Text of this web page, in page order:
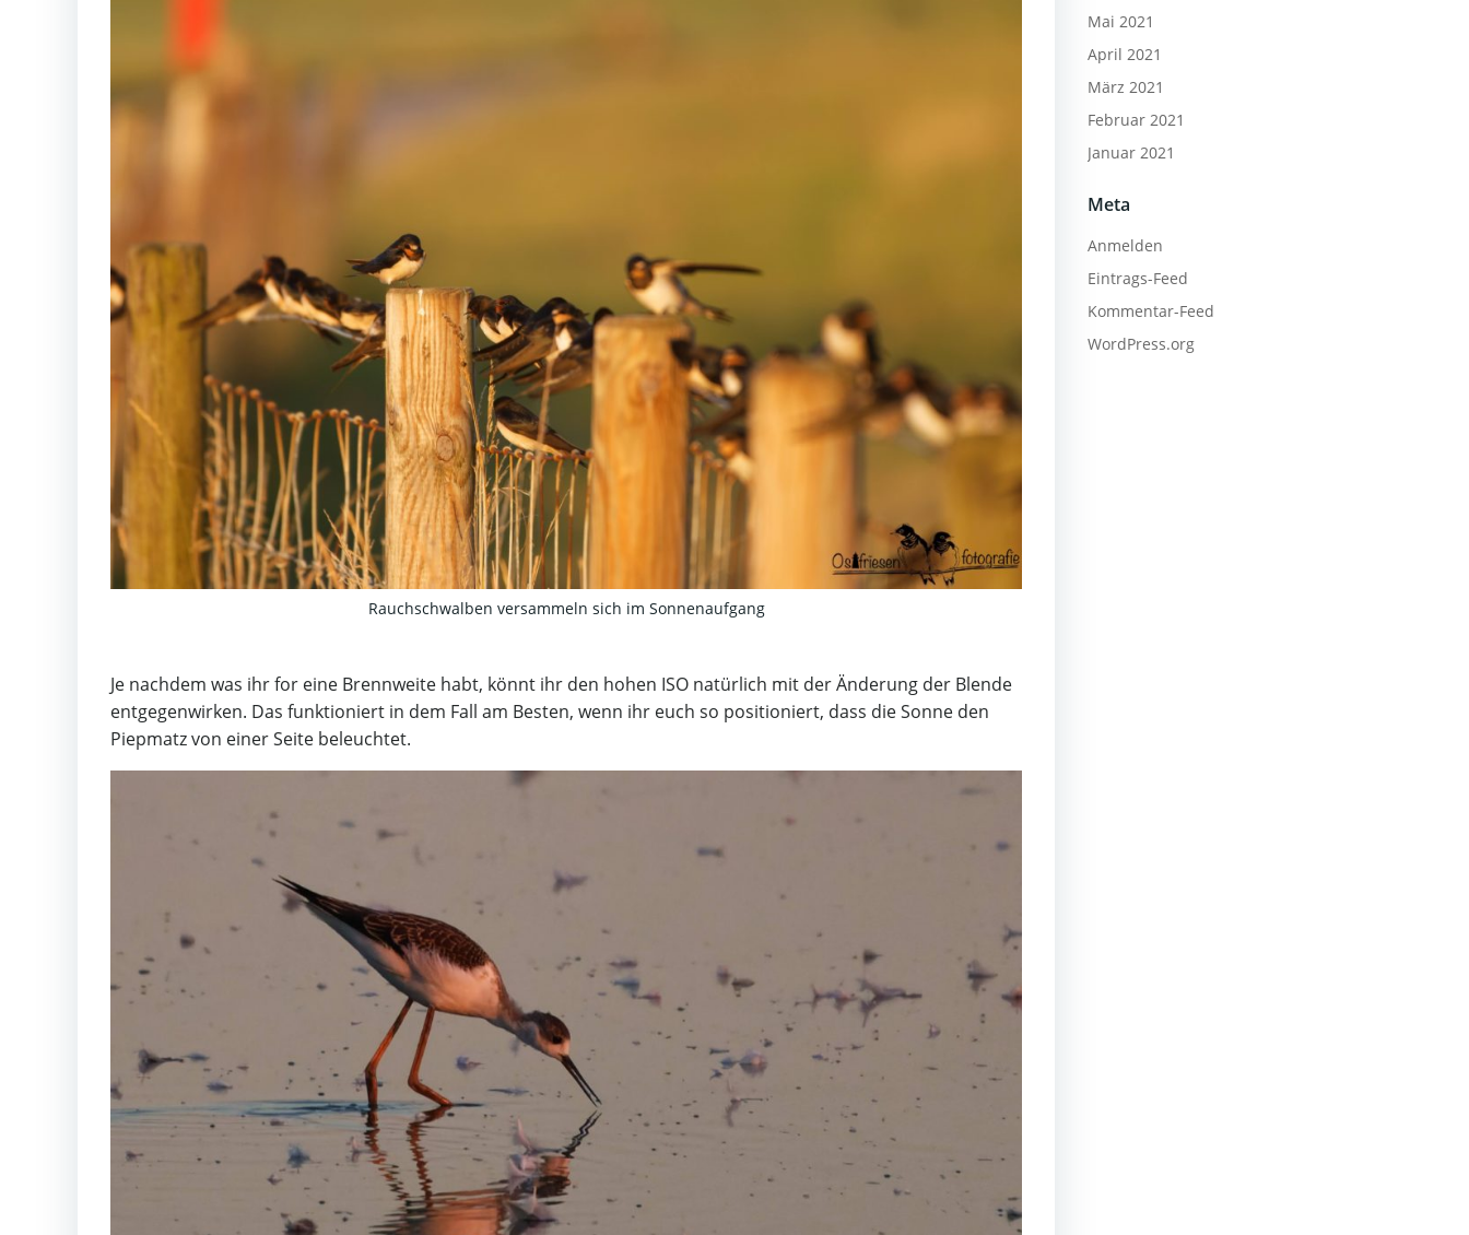
Rauchschwalben versammeln sich im Sonnenaufgang
Je nachdem was ihr for eine Brennweite habt, könnt ihr den hohen ISO natürlich mit der Änderung der Blende
entgegenwirken. Das funktioniert in dem Fall am Besten, wenn ihr euch so positioniert, dass die Sonne den
Piepmatz von einer Seite beleuchtet.
Mai 2021
April 2021
März 2021
Februar 2021
Januar 2021
Meta
Anmelden
Eintrags-Feed
Kommentar-Feed
WordPress.org